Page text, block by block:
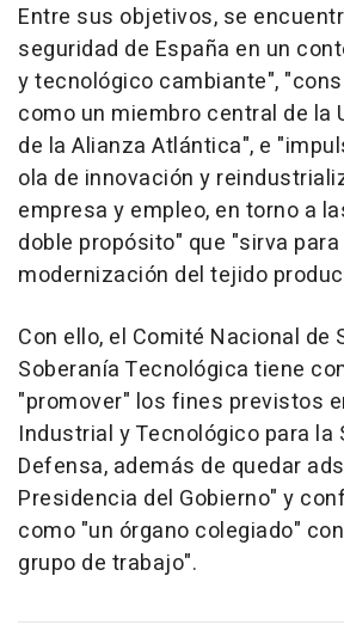
Entre sus objetivos, se
seguridad de España en un
y tecnológico cambiante",
como un miembro central de la
de la Alianza Atlántica", e
ola de innovación y
empresa y empleo, en torno a
doble propósito" que "sirva
modernización del tejido
Con ello, el Comité Nacional de
Soberanía Tecnológica tiene
"promover" los fines previstos
Industrial y Tecnológico para la
Defensa, además de quedar
Presidencia del Gobierno" y
como "un órgano colegiado"
grupo de trabajo".